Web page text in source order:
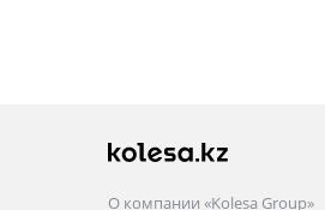
О компании «Kolesa Group»